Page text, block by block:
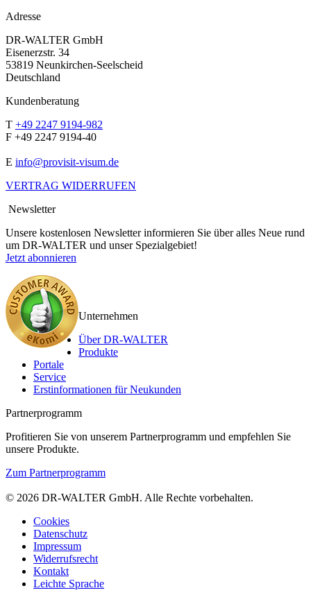
Adresse
DR-WALTER GmbH
Eisenerzstr. 34
53819 Neunkirchen-Seelscheid
Deutschland
Kundenberatung
T +49 2247 9194-982
F +49 2247 9194-40
E info@provisit-visum.de
VERTRAG WIDERRUFEN
Newsletter
Unsere kostenlosen Newsletter informieren Sie über alles Neue rund
um DR-WALTER und unser Spezialgebiet!
Jetzt abonnieren
Unternehmen
Über DR-WALTER
Produkte
Portale
Service
Erstinformationen für Neukunden
Partnerprogramm
Profitieren Sie von unserem Partnerprogramm und empfehlen Sie
unsere Produkte.
Zum Partnerprogramm
© 2026 DR-WALTER GmbH. Alle Rechte vorbehalten.
Cookies
Datenschutz
Impressum
Widerrufsrecht
Kontakt
Leichte Sprache